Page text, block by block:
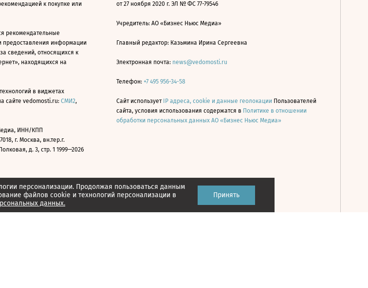
персонализации. Продолжая пользоваться данным
файлов cookie и технологий персонализации в
данных.
Принять
к покупке или
рекомендательные
предоставления информации
сведений, относящихся к
находящихся на
в виджетах
сайте vedomosti.ru: СМИ2,
ИНН/КПП
г. Москва, вн.тер.г.
д. 3, стр. 1 1999—2026
от 27 ноября 2020 г. ЭЛ № ФС 77-79546
Учредитель: АО «Бизнес Ньюс Медиа»
Главный редактор: Казьмина Ирина Сергеевна
Электронная почта: news@vedomosti.ru
Телефон: +7 495 956-34-58
Сайт использует IP адреса, cookie и данные геолокации Пользователей
сайта, условия использования содержатся в Политике в отношении
обработки персональных данных АО «Бизнес Ньюс Медиа»